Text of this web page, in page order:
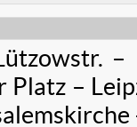
–
Platz –